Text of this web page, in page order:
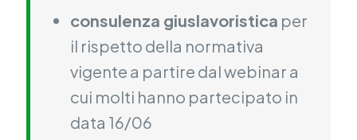
consulenza giuslavoristica per
il rispetto della normativa
vigente a partire dal webinar a
cui molti hanno partecipato in
data 16/06